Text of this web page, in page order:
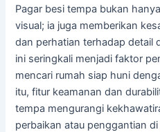
Pagar besi tempa bukan
visual; ia juga memberikan
dan perhatian terhadap detail
ini seringkali menjadi faktor
mencari rumah siap huni
itu, fitur keamanan dan
tempa mengurangi
perbaikan atau penggantian